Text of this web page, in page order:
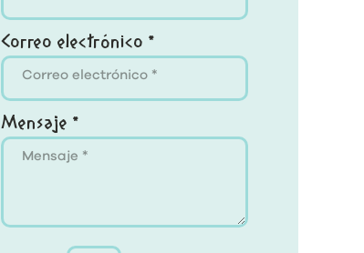
Correo electrónico *
Mensaje *